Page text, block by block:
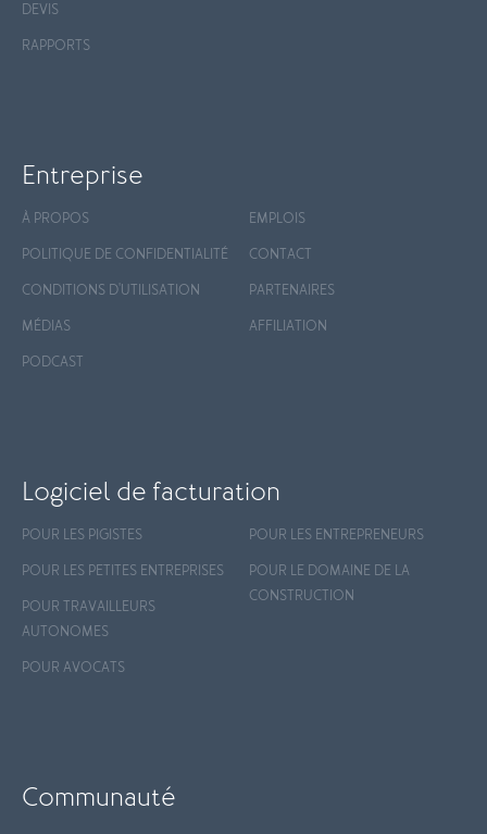
DEVIS
RAPPORTS
Entreprise
À PROPOS
POLITIQUE DE CONFIDENTIALITÉ
CONDITIONS D'UTILISATION
MÉDIAS
PODCAST
EMPLOIS
CONTACT
PARTENAIRES
AFFILIATION
Logiciel de facturation
POUR LES PIGISTES
POUR LES PETITES ENTREPRISES
POUR TRAVAILLEURS
AUTONOMES
POUR AVOCATS
POUR LES ENTREPRENEURS
POUR LE DOMAINE DE LA
CONSTRUCTION
Communauté